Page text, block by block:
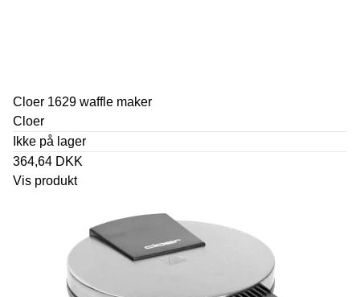
Cloer 1629 waffle maker
Cloer
Ikke på lager
364,64 DKK
Vis produkt